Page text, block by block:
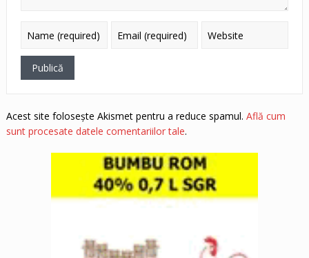
Acest site folosește Akismet pentru a reduce spamul. Află cum
sunt procesate datele comentariilor tale.